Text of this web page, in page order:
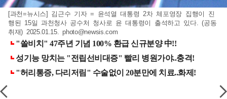
[과천=뉴시스] 김근수 기자 = 윤석열 대통령 2차 체포영장 집행이 진
행된 15일 과천청사 공수처 청사로 윤 대통령이 출석하고 있다. (공동
취재) 2025.01.15.photo@newsis.com